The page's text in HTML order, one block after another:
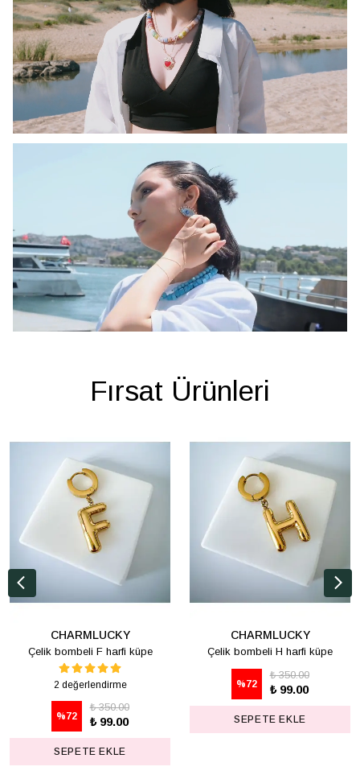
Fırsat Ürünleri
CHARMLUCKY
Çelik bombeli F harfi küpe
2 değerlendirme
%72
₺ 350.00
₺ 99.00
SEPETE EKLE
CHARMLUCKY
Çelik bombeli H harfi küpe
%72
₺ 350.00
₺ 99.00
SEPETE EKLE